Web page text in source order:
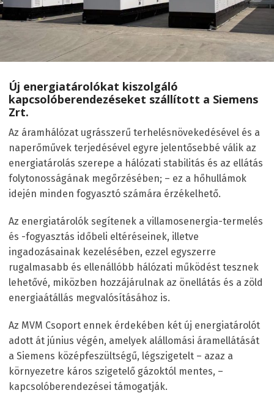
Új energiatárolókat kiszolgáló
kapcsolóberendezéseket szállított a Siemens
Zrt.
Az áramhálózat ugrásszerű terhelésnövekedésével és a
naperőművek terjedésével egyre jelentősebbé válik az
energiatárolás szerepe a hálózati stabilitás és az ellátás
folytonosságának megőrzésében; – ez a hőhullámok
idején minden fogyasztó számára érzékelhető.
Az energiatárolók segítenek a villamosenergia-termelés
és -fogyasztás időbeli eltéréseinek, illetve
ingadozásainak kezelésében, ezzel egyszerre
rugalmasabb és ellenállóbb hálózati működést tesznek
lehetővé, miközben hozzájárulnak az önellátás és a zöld
energiaátállás megvalósításához is.
Az MVM Csoport ennek érdekében két új energiatárolót
adott át június végén, amelyek alállomási áramellátását
a Siemens középfeszültségű, légszigetelt – azaz a
környezetre káros szigetelő gázoktól mentes, –
kapcsolóberendezései támogatják.